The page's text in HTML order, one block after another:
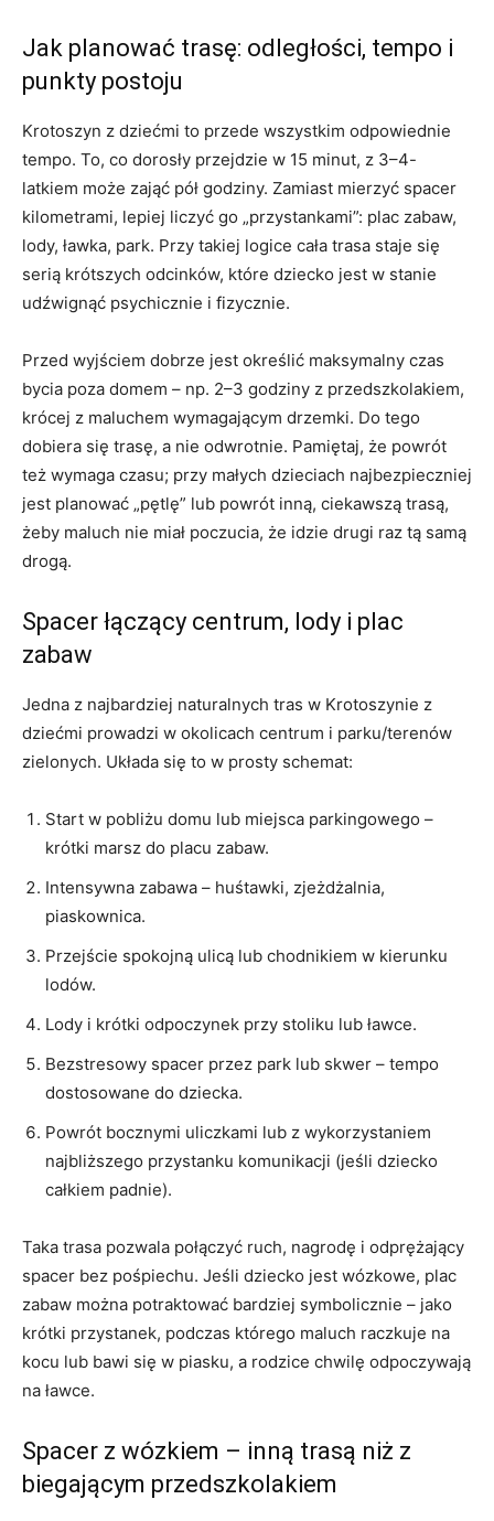
Jak planować trasę: odległości, tempo i
punkty postoju
Krotoszyn z dziećmi to przede wszystkim odpowiednie
tempo. To, co dorosły przejdzie w 15 minut, z 3–4-
latkiem może zająć pół godziny. Zamiast mierzyć spacer
kilometrami, lepiej liczyć go „przystankami”: plac zabaw,
lody, ławka, park. Przy takiej logice cała trasa staje się
serią krótszych odcinków, które dziecko jest w stanie
udźwignąć psychicznie i fizycznie.
Przed wyjściem dobrze jest określić maksymalny czas
bycia poza domem – np. 2–3 godziny z przedszkolakiem,
krócej z maluchem wymagającym drzemki. Do tego
dobiera się trasę, a nie odwrotnie. Pamiętaj, że powrót
też wymaga czasu; przy małych dzieciach najbezpieczniej
jest planować „pętlę” lub powrót inną, ciekawszą trasą,
żeby maluch nie miał poczucia, że idzie drugi raz tą samą
drogą.
Spacer łączący centrum, lody i plac
zabaw
Jedna z najbardziej naturalnych tras w Krotoszynie z
dziećmi prowadzi w okolicach centrum i parku/terenów
zielonych. Układa się to w prosty schemat:
Start w pobliżu domu lub miejsca parkingowego –
krótki marsz do placu zabaw.
Intensywna zabawa – huśtawki, zjeżdżalnia,
piaskownica.
Przejście spokojną ulicą lub chodnikiem w kierunku
lodów.
Lody i krótki odpoczynek przy stoliku lub ławce.
Bezstresowy spacer przez park lub skwer – tempo
dostosowane do dziecka.
Powrót bocznymi uliczkami lub z wykorzystaniem
najbliższego przystanku komunikacji (jeśli dziecko
całkiem padnie).
Taka trasa pozwala połączyć ruch, nagrodę i odprężający
spacer bez pośpiechu. Jeśli dziecko jest wózkowe, plac
zabaw można potraktować bardziej symbolicznie – jako
krótki przystanek, podczas którego maluch raczkuje na
kocu lub bawi się w piasku, a rodzice chwilę odpoczywają
na ławce.
Spacer z wózkiem – inną trasą niż z
biegającym przedszkolakiem